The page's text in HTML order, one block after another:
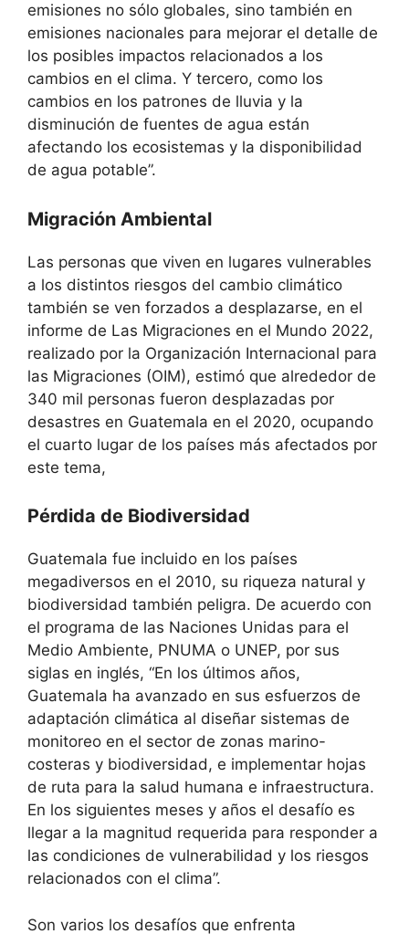
emisiones no sólo globales, sino también en
emisiones nacionales para mejorar el detalle de
los posibles impactos relacionados a los
cambios en el clima. Y tercero, como los
cambios en los patrones de lluvia y la
disminución de fuentes de agua están
afectando los ecosistemas y la disponibilidad
de agua potable”.
Migración Ambiental
Las personas que viven en lugares vulnerables
a los distintos riesgos del cambio climático
también se ven forzados a desplazarse, en el
informe de Las Migraciones en el Mundo 2022,
realizado por la Organización Internacional para
las Migraciones (OIM), estimó que alrededor de
340 mil personas fueron desplazadas por
desastres en Guatemala en el 2020, ocupando
el cuarto lugar de los países más afectados por
este tema,
Pérdida de Biodiversidad
Guatemala fue incluido en los países
megadiversos en el 2010, su riqueza natural y
biodiversidad también peligra. De acuerdo con
el programa de las Naciones Unidas para el
Medio Ambiente, PNUMA o UNEP, por sus
siglas en inglés, “En los últimos años,
Guatemala ha avanzado en sus esfuerzos de
adaptación climática al diseñar sistemas de
monitoreo en el sector de zonas marino-
costeras y biodiversidad, e implementar hojas
de ruta para la salud humana e infraestructura.
En los siguientes meses y años el desafío es
llegar a la magnitud requerida para responder a
las condiciones de vulnerabilidad y los riesgos
relacionados con el clima”.
Son varios los desafíos que enfrenta